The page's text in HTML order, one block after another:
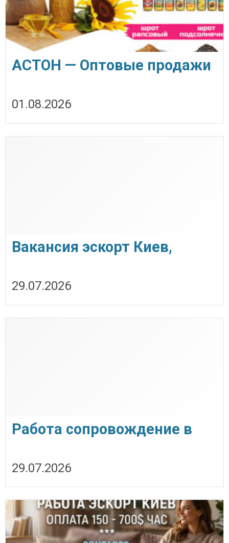
АСТОН — Оптовые продажи
завода. Экспорт
01.08.2026
Вакансия эскорт Киев,
Париж.
29.07.2026
Работа сопровождение в
Высокие чеки.
29.07.2026